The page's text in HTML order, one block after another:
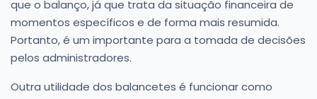
que o balanço, já que trata da situação financeira de
momentos específicos e de forma mais resumida.
Portanto, é um importante para a tomada de decisões
pelos administradores.
Outra utilidade dos balancetes é funcionar como